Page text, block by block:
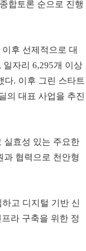
합토론 순으로 진행
후 선제적으로 대
일자리 6,295개 이상
다. 이후 그린 스타트
의 대표 사업을 추진
실효성 있는 주요한
과 협력으로 천안형
고 디지털 기반 신
라 구축을 위한 정